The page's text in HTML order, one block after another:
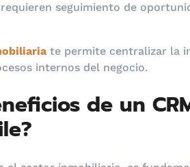
seguimiento de
te permite centralizar la
internos del negocio.
de un